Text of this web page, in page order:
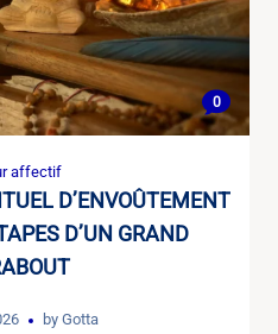
0
affectif
D’ENVOÛTEMENT
D’UN GRAND
by Gotta